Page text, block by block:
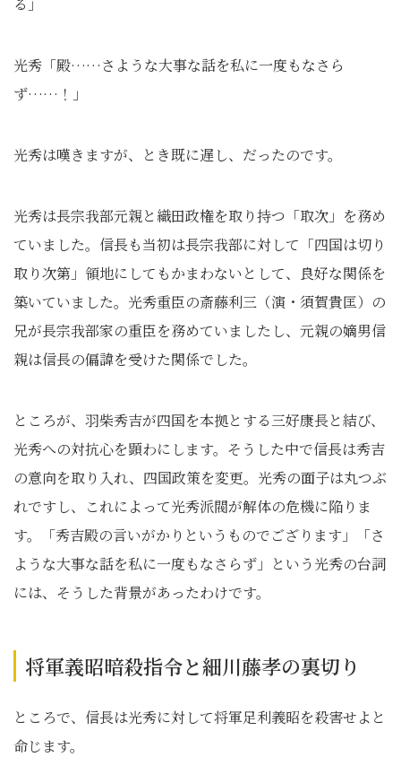
光秀「殿……さような大事な話を私に一度もなさら
ず……！」
光秀は嘆きますが、とき既に遅し、だったのです。
光秀は長宗我部元親と織田政権を取り持つ「取次」を務め
ていました。信長も当初は長宗我部に対して「四国は切り
取り次第」領地にしてもかまわないとして、良好な関係を
築いていました。光秀重臣の斎藤利三（演・須賀貴匡）の
兄が長宗我部家の重臣を務めていましたし、元親の嫡男信
親は信長の偏諱を受けた関係でした。
ところが、羽柴秀吉が四国を本拠とする三好康長と結び、
光秀への対抗心を顕わにします。そうした中で信長は秀吉
の意向を取り入れ、四国政策を変更。光秀の面子は丸つぶ
れですし、これによって光秀派閥が解体の危機に陥りま
す。「秀吉殿の言いがかりというものでござります」「さ
ような大事な話を私に一度もなさらず」という光秀の台詞
には、そうした背景があったわけです。
将軍義昭暗殺指令と細川藤孝の裏切り
ところで、信長は光秀に対して将軍足利義昭を殺害せよと
命じます。